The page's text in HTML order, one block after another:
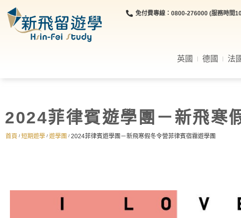
免付費專線：0800-276000 (服務時間
英國 德國 法
2024菲律賓遊學團－新飛寒
首頁 / 短期遊學 / 遊學團 / 2024菲律賓遊學團－新飛寒假冬令營菲律賓宿霧遊學團